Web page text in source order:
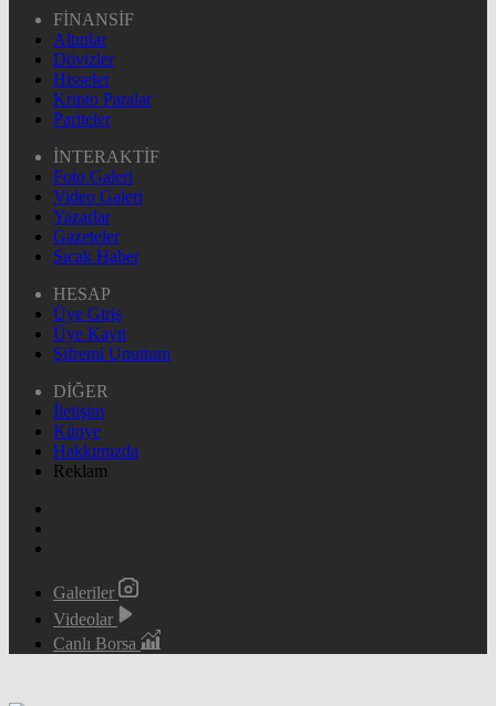
FİNANSİF
Altınlar
Dövizler
Hisseler
Kripto Paralar
Pariteler
İNTERAKTİF
Foto Galeri
Video Galeri
Yazarlar
Gazeteler
Sıcak Haber
HESAP
Üye Giriş
Üye Kayıt
Şifremi Unuttum
DİĞER
İletişim
Künye
Hakkımızda
Reklam
Galeriler
Videolar
Canlı Borsa